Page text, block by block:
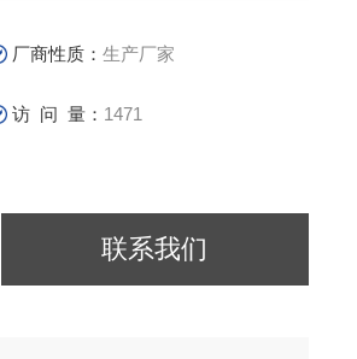
厂商性质：生产厂家
访 问 量： 1471
联系我们